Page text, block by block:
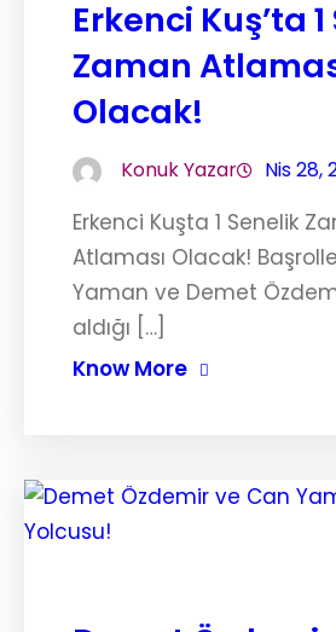
Erkenci Kuş’ta
Zaman
Olacak!
Konuk Yazar Nis 28,
Erkenci Kuşta 1 Senelik
Atlaması Olacak!
Yaman ve Demet
aldığı […]
Know More